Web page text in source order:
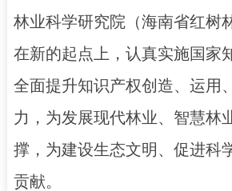
林业科学研究院（海南省红树
在新的起点上，认真实施国家
全面提升知识产权创造、运用
力，为发展现代林业、智慧林
撑，为建设生态文明、促进科
贡献。